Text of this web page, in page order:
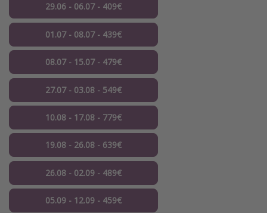
29.06 - 06.07 - 409€
01.07 - 08.07 - 439€
08.07 - 15.07 - 479€
27.07 - 03.08 - 549€
10.08 - 17.08 - 779€
19.08 - 26.08 - 639€
26.08 - 02.09 - 489€
05.09 - 12.09 - 459€